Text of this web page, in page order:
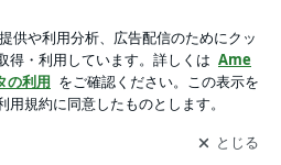
ブログの更新通知
を受け取りまし
開く